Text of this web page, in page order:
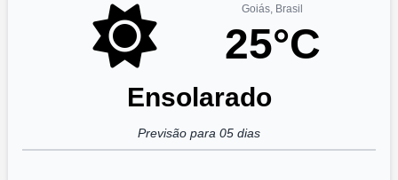
Goiás, Brasil
25°C
Ensolarado
Previsão para 05 dias